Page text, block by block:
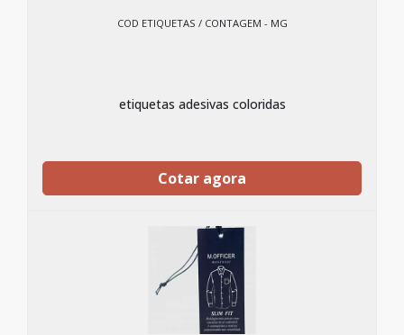
COD ETIQUETAS / CONTAGEM - MG
etiquetas adesivas coloridas
Cotar agora